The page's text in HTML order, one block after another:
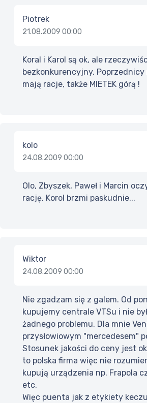
Piotrek
21.08.2009 00:00
Koral i Karol są ok, ale
bezkonkurencyjny.
mają racje, także MIETEK górą !
kolo
24.08.2009 00:00
Olo, Zbyszek, Paweł i Marcin
rację, Korol brzmi paskudnie...
Wiktor
24.08.2009 00:00
Nie zgadzam się z galem. Od
kupujemy centrale VTSu i nie
żadnego problemu. Dla mnie
przysłowiowym "mercedesem"
Stosunek jakości do ceny jest
to polska firma więc nie
kupują urządzenia np. Frapola
etc.
Więc puenta jak z etykiety